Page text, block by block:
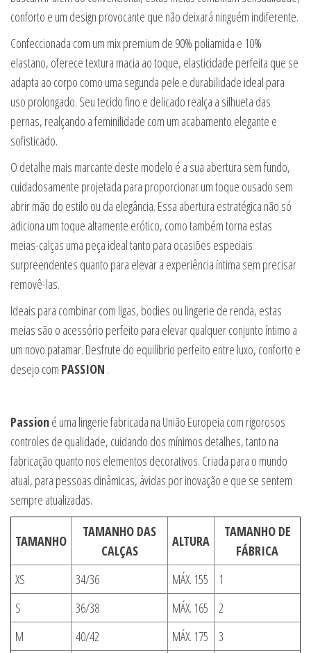
conforto e um design provocante que não deixará ninguém indiferente.
Confeccionada com um mix premium de 90% poliamida e 10%
elastano, oferece textura macia ao toque, elasticidade perfeita que se
adapta ao corpo como uma segunda pele e durabilidade ideal para
uso prolongado. Seu tecido fino e delicado realça a silhueta das
pernas, realçando a feminilidade com um acabamento elegante e
sofisticado.
O detalhe mais marcante deste modelo é a sua abertura sem fundo,
cuidadosamente projetada para proporcionar um toque ousado sem
abrir mão do estilo ou da elegância. Essa abertura estratégica não só
adiciona um toque altamente erótico, como também torna estas
meias-calças uma peça ideal tanto para ocasiões especiais
surpreendentes quanto para elevar a experiência íntima sem precisar
removê-las.
Ideais para combinar com ligas, bodies ou lingerie de renda, estas
meias são o acessório perfeito para elevar qualquer conjunto íntimo a
um novo patamar. Desfrute do equilíbrio perfeito entre luxo, conforto e
desejo com PASSION .
Passioné uma lingerie fabricada na União Europeia com rigorosos
controles de qualidade, cuidando dos mínimos detalhes, tanto na
fabricação quanto nos elementos decorativos. Criada para o mundo
atual, para pessoas dinâmicas, ávidas por inovação e que se sentem
sempre atualizadas.
TAMANHO
TAMANHO DAS
CALÇAS
ALTURA
TAMANHO DE
FÁBRICA
XS
34/36 MÁX. 155
1
S
36/38 MÁX. 165
2
M
40/42 MÁX. 175
3